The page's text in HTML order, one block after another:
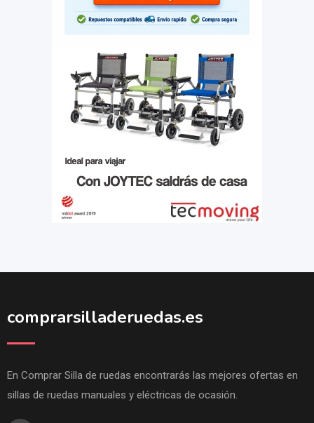
comprarsilladeruedas.es
En Comprar Silla de ruedas encontrarás las mejores ofertas en
sillas de ruedas manuales y eléctricas de ocasión.